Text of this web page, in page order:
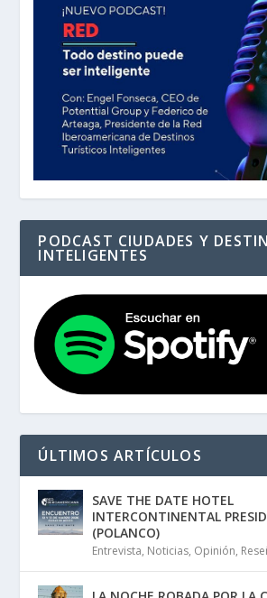
PODCAST CIUDADES Y
INTELIGENTES
ÚLTIMOS ARTÍCULOS
SAVE THE DATE HOTEL
INTERCONTINENTAL
(POLANCO)
Entrevista, Noticias, Opinión,